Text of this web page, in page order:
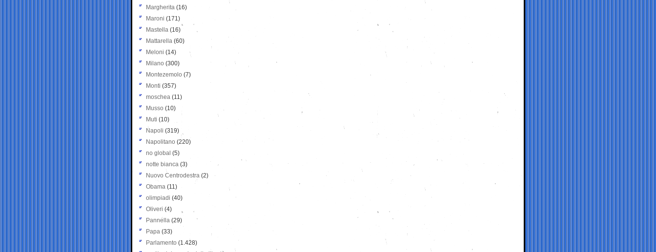
Margherita (16)
Maroni (171)
Mastella (16)
Mattarella (60)
Meloni (14)
Milano (300)
Montezemolo (7)
Monti (357)
moschea (11)
Musso (10)
Muti (10)
Napoli (319)
Napolitano (220)
no global (5)
notte bianca (3)
Nuovo Centrodestra (2)
Obama (11)
olimpiadi (40)
Oliveri (4)
Pannella (29)
Papa (33)
Parlamento (1.428)